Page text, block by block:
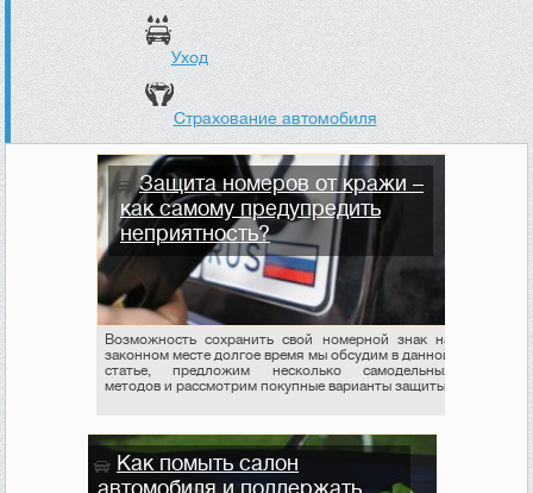
Уход
Страхование автомобиля
Защита номеров от кражи –
как самому предупредить
неприятность?
Возможность сохранить свой номерной знак на
законном месте долгое время мы обсудим в данной
статье, предложим несколько самодельных
методов и рассмотрим покупные варианты защиты.
Как помыть салон
автомобиля и поддержать